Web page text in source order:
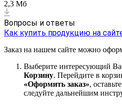
2,3 Мб
Вопросы и ответы
Как купить продукцию на
Заказ на нашем сайте можно
Выберите интересующий
Корзину. Перейдите в
«Оформить заказ»,
следуйте дальнейшим